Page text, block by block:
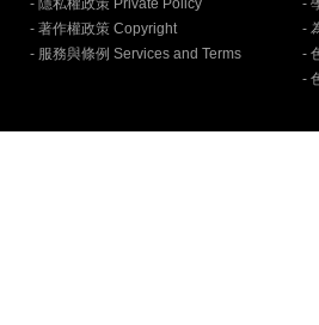
- 隱私權政策 Private Policy
- 著作權政策 Copyright
- 服務與條例 Services and Terms
-
-
-
-